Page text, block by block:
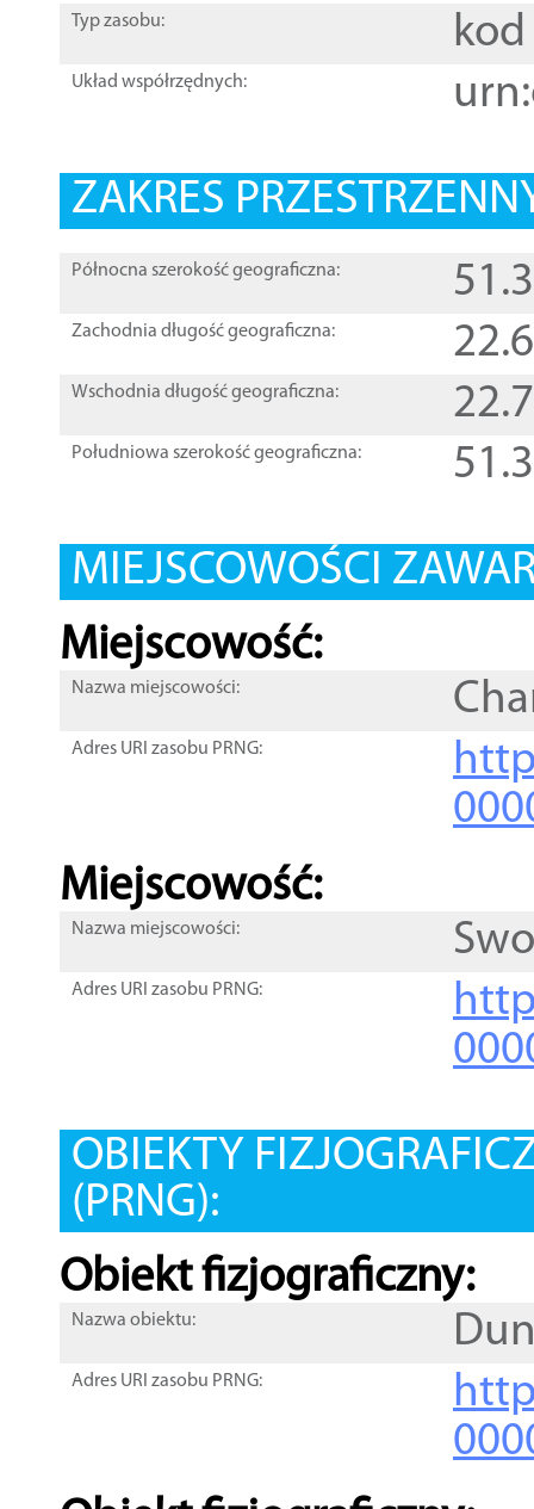
Typ zasobu: kod
Układ współrzędnych:
ZAKRES
Północna szerokość geograficzna:
Zachodnia długość geograficzna:
Wschodnia długość geograficzna:
Południowa szerokość geograficzna:
MIEJSCOWOŚCI
Miejscowość:
Nazwa miejscowości:
Adres URI zasobu PRNG:
Miejscowość:
Nazwa miejscowości:
Adres URI zasobu PRNG:
OBIEKTY
(PRNG):
Obiekt fizjograficzny:
Nazwa obiektu:
Adres URI zasobu PRNG: